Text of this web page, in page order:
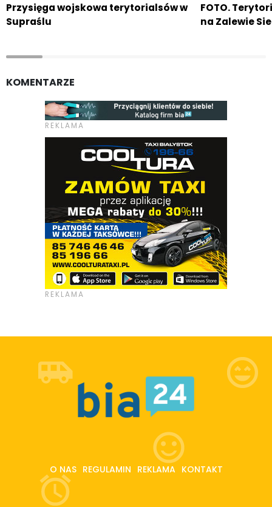
Przysięga wojskowa terytorialsów w
Supraślu
FOTO.
na Zalewie
KOMENTARZE
O NAS REGULAMIN REKLAMA KONTAKT